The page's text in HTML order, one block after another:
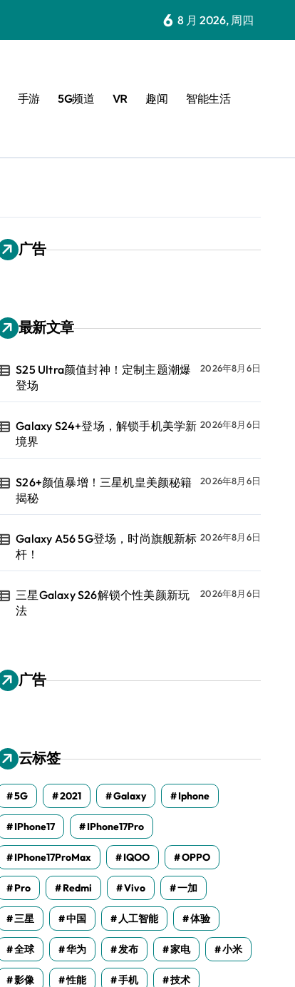
6 8 月 2026, 周四
手游 5G频道 VR 趣闻 智能生活
广告
最新文章
S25 Ultra颜值封神！定制主题潮爆
登场
2026年8月6日
Galaxy S24+登场，解锁手机美学新
境界
2026年8月6日
S26+颜值暴增！三星机皇美颜秘籍
揭秘
2026年8月6日
Galaxy A56 5G登场，时尚旗舰新标
杆！
2026年8月6日
三星Galaxy S26解锁个性美颜新玩
法
2026年8月6日
广告
云标签
5G 2021 Galaxy Iphone
IPhone17 IPhone17Pro
IPhone17ProMax IQOO OPPO
Pro Redmi Vivo 一加
三星 中国 人工智能 体验
全球 华为 发布 家电 小米
影像 性能 手机 技术